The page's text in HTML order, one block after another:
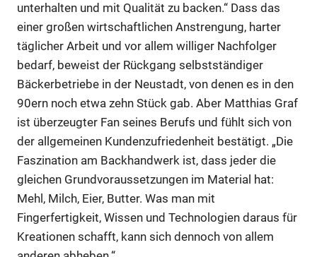
unterhalten und mit Qualität zu backen.“ Dass das
einer großen wirtschaftlichen Anstrengung, harter
täglicher Arbeit und vor allem williger Nachfolger
bedarf, beweist der Rückgang selbstständiger
Bäckerbetriebe in der Neustadt, von denen es in den
90ern noch etwa zehn Stück gab. Aber Matthias Graf
ist überzeugter Fan seines Berufs und fühlt sich von
der allgemeinen Kundenzufriedenheit bestätigt. „Die
Faszination am Backhandwerk ist, dass jeder die
gleichen Grundvoraussetzungen im Material hat:
Mehl, Milch, Eier, Butter. Was man mit
Fingerfertigkeit, Wissen und Technologien daraus für
Kreationen schafft, kann sich dennoch von allem